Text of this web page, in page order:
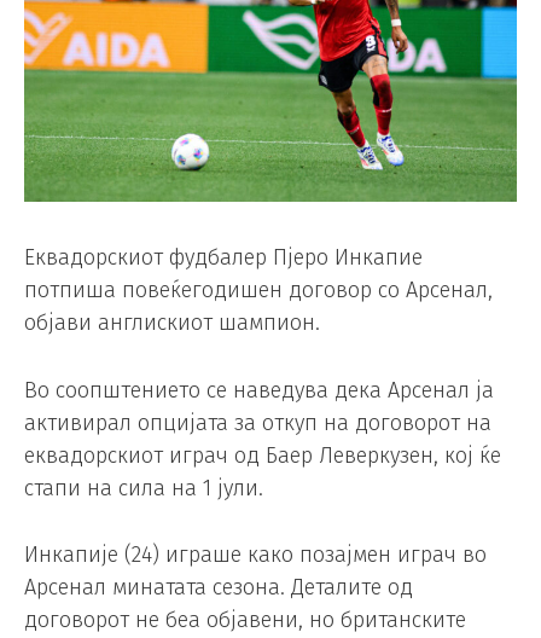
Еквадорскиот фудбалер Пјеро Инкапие
потпиша повеќегодишен договор со Арсенал,
објави англискиот шампион.
Во соопштението се наведува дека Арсенал ја
активирал опцијата за откуп на договорот на
еквадорскиот играч од Баер Леверкузен, кој ќе
стапи на сила на 1 јули.
Инкапије (24) играше како позајмен играч во
Арсенал минатата сезона. Деталите од
договорот не беа објавени, но британските